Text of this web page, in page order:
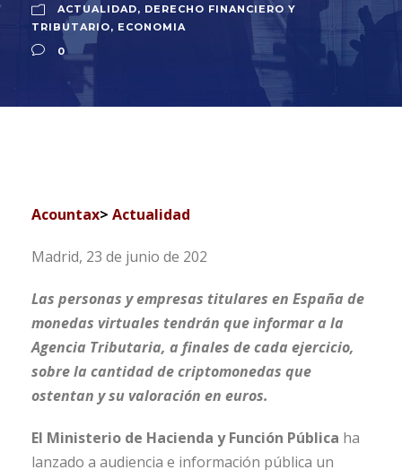
ACTUALIDAD, DERECHO FINANCIERO Y
TRIBUTARIO, ECONOMIA
0
Acountax> Actualidad
Madrid, 23 de junio de 202
Las personas y empresas titulares en España de
monedas virtuales tendrán que informar a la
Agencia Tributaria, a finales de cada ejercicio,
sobre la cantidad de criptomonedas que
ostentan y su valoración en euros.
El Ministerio de Hacienda y Función Pública ha
lanzado a audiencia e información pública un